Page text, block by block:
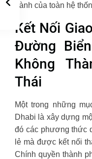
hành của toàn hệ
Kết Nối
Đường
Không
Thái
Một trong những
Dhabi là xây dựng
đó các phương thức
lẻ mà được kết nối
Chính quyền thành